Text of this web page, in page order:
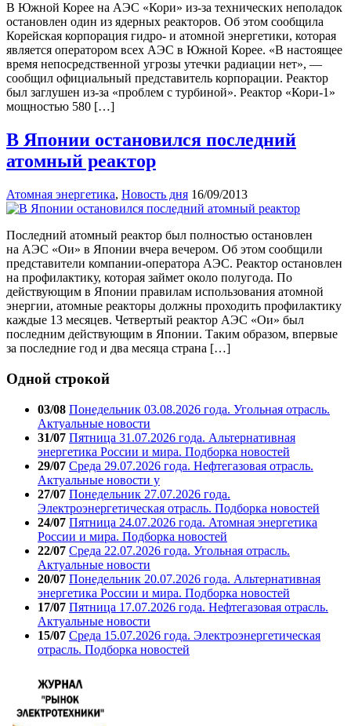
В Южной Корее на АЭС «Кори» из-за технических неполадок
остановлен один из ядерных реакторов. Об этом сообщила
Корейская корпорация гидро- и атомной энергетики, которая
является оператором всех АЭС в Южной Корее. «В настоящее
время непосредственной угрозы утечки радиации нет», —
сообщил официальный представитель корпорации. Реактор
был заглушен из-за «проблем с турбиной». Реактор «Кори-1»
мощностью 580 […]
В Японии остановился последний
атомный реактор
Атомная энергетика, Новость дня 16/09/2013
Последний атомный реактор был полностью остановлен
на АЭС «Ои» в Японии вчера вечером. Об этом сообщили
представители компании-оператора АЭС. Реактор остановлен
на профилактику, которая займет около полугода. По
действующим в Японии правилам использования атомной
энергии, атомные реакторы должны проходить профилактику
каждые 13 месяцев. Четвертый реактор АЭС «Ои» был
последним действующим в Японии. Таким образом, впервые
за последние год и два месяца страна […]
Одной строкой
03/08 Понедельник 03.08.2026 года. Угольная отрасль.
Актуальные новости
31/07 Пятница 31.07.2026 года. Альтернативная
энергетика России и мира. Подборка новостей
29/07 Среда 29.07.2026 года. Нефтегазовая отрасль.
Актуальные новости у
27/07 Понедельник 27.07.2026 года.
Электроэнергетическая отрасль. Подборка новостей
24/07 Пятница 24.07.2026 года. Атомная энергетика
России и мира. Подборка новостей
22/07 Среда 22.07.2026 года. Угольная отрасль.
Актуальные новости
20/07 Понедельник 20.07.2026 года. Альтернативная
энергетика России и мира. Подборка новостей
17/07 Пятница 17.07.2026 года. Нефтегазовая отрасль.
Актуальные новости
15/07 Среда 15.07.2026 года. Электроэнергетическая
отрасль. Подборка новостей